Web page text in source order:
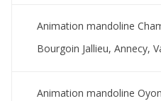
Animation mandoline
Bourgoin Jallieu, Annecy,
Animation mandoline